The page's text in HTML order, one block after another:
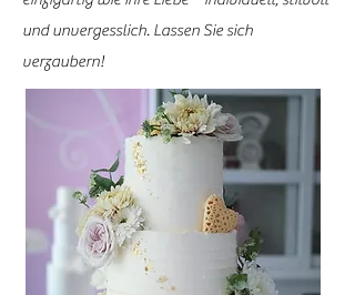
und unvergesslich. Lassen Sie sich
verzaubern!